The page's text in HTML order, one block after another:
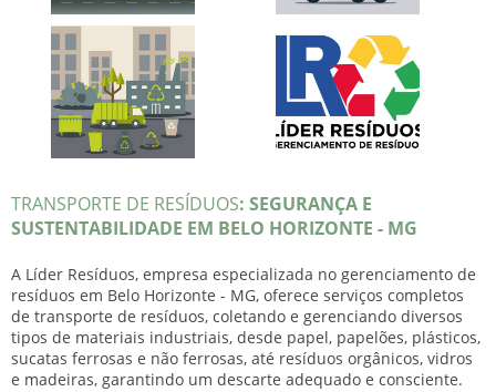
TRANSPORTE DE RESÍDUOS: SEGURANÇA E
SUSTENTABILIDADE EM BELO HORIZONTE - MG
A Líder Resíduos, empresa especializada no gerenciamento de
resíduos em Belo Horizonte - MG, oferece serviços completos
de transporte de resíduos, coletando e gerenciando diversos
tipos de materiais industriais, desde papel, papelões, plásticos,
sucatas ferrosas e não ferrosas, até resíduos orgânicos, vidros
e madeiras, garantindo um descarte adequado e consciente.